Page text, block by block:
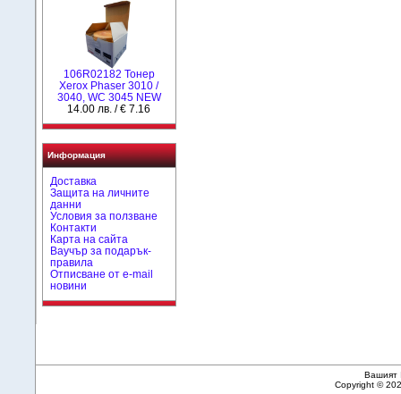
106R02182 Тонер
Xerox Phaser 3010 /
3040, WC 3045 NEW
14.00 лв. / € 7.16
Информация
Доставка
Защита на личните
данни
Условия за ползване
Контакти
Карта на сайта
Ваучър за подарък-
правила
Отписване от e-mail
новини
Вашият
Copyright ©